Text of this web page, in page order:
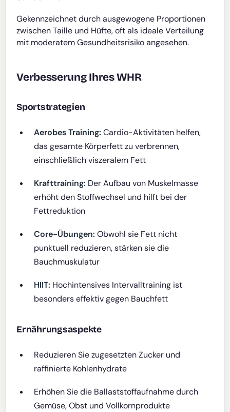
Gekennzeichnet durch ausgewogene Proportionen
zwischen Taille und Hüfte, oft als ideale Verteilung
mit moderatem Gesundheitsrisiko angesehen.
Verbesserung Ihres WHR
Sportstrategien
Aerobes Training: Cardio-Aktivitäten helfen,
das gesamte Körperfett zu verbrennen,
einschließlich viszeralem Fett
Krafttraining: Der Aufbau von Muskelmasse
erhöht den Stoffwechsel und hilft bei der
Fettreduktion
Core-Übungen: Obwohl sie Fett nicht
punktuell reduzieren, stärken sie die
Bauchmuskulatur
HIIT: Hochintensives Intervalltraining ist
besonders effektiv gegen Bauchfett
Ernährungsaspekte
Reduzieren Sie zugesetzten Zucker und
raffinierte Kohlenhydrate
Erhöhen Sie die Ballaststoffaufnahme durch
Gemüse, Obst und Vollkornprodukte